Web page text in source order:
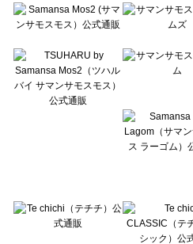
Te chichi（テチチ）の一覧
Te chichi CLASSIC（テチチ クラシック）の一
Lugnoncure（ルノンキュール）の一覧
BETTY'S BLUE（べティーズブルー）の一覧
Wpc.（ワールドパーティー）の一覧